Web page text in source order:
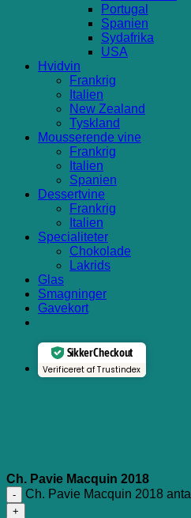
Portugal
Spanien
Sydafrika
USA
Hvidvin
Frankrig
Italien
New Zealand
Tyskland
Mousserende vine
Frankrig
Italien
Spanien
Dessertvine
Frankrig
Italien
Specialiteter
Chokolade
Lakrids
Glas
Smagninger
Gavekort
Sikker Checkout
Verificeret af Trustindex
Ch. Pavie Macquin 2018
Ch. Pavie Macquin 2018 antal